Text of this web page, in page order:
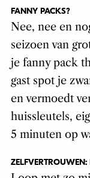
FANNY PACKS?
Nee, nee en
seizoen van
je fanny pack
gast spot je
en vermoedt
huissleutels,
5 minuten op